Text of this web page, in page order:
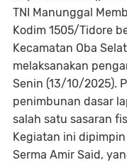
TNI Manunggal
Kodim 1505/Tidore
Kecamatan Oba
melaksanakan
Senin (13/10/2025).
penimbunan dasar
salah satu sasaran
Kegiatan ini
Serma Amir Said,